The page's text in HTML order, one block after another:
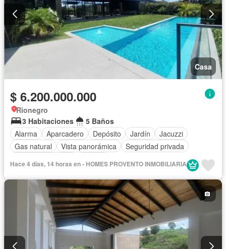
Casa
$ 6.200.000.000
Rionegro
3 Habitaciones
5 Baños
Alarma
Aparcadero Depósito Jardín
Jacuzzi
Gas natural
Vista panorámica
Seguridad privada
Hace 4 días, 14 horas en - HOMES PROVENTO INMOBILIARIA